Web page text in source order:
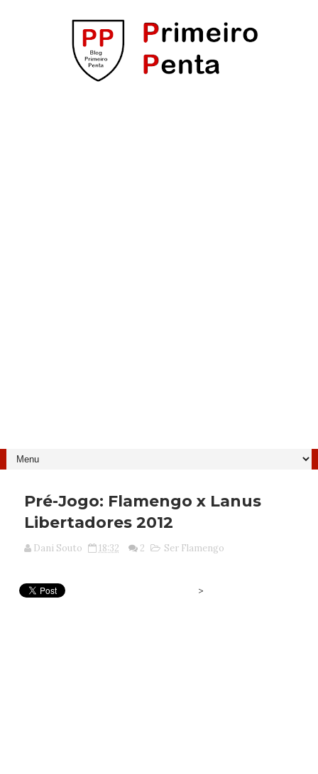
Pré-Jogo: Flamengo x Lanus
Libertadores 2012
Dani Souto 18:32 2 Ser Flamengo
>